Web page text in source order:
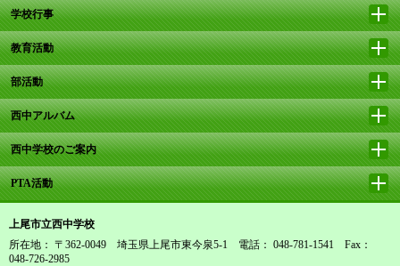
学校行事
教育活動
部活動
西中アルバム
西中学校のご案内
PTA活動
上尾市立西中学校
所在地： 〒362-0049 埼玉県上尾市東今泉5-1 電話： 048-781-1541 Fax：
048-726-2985